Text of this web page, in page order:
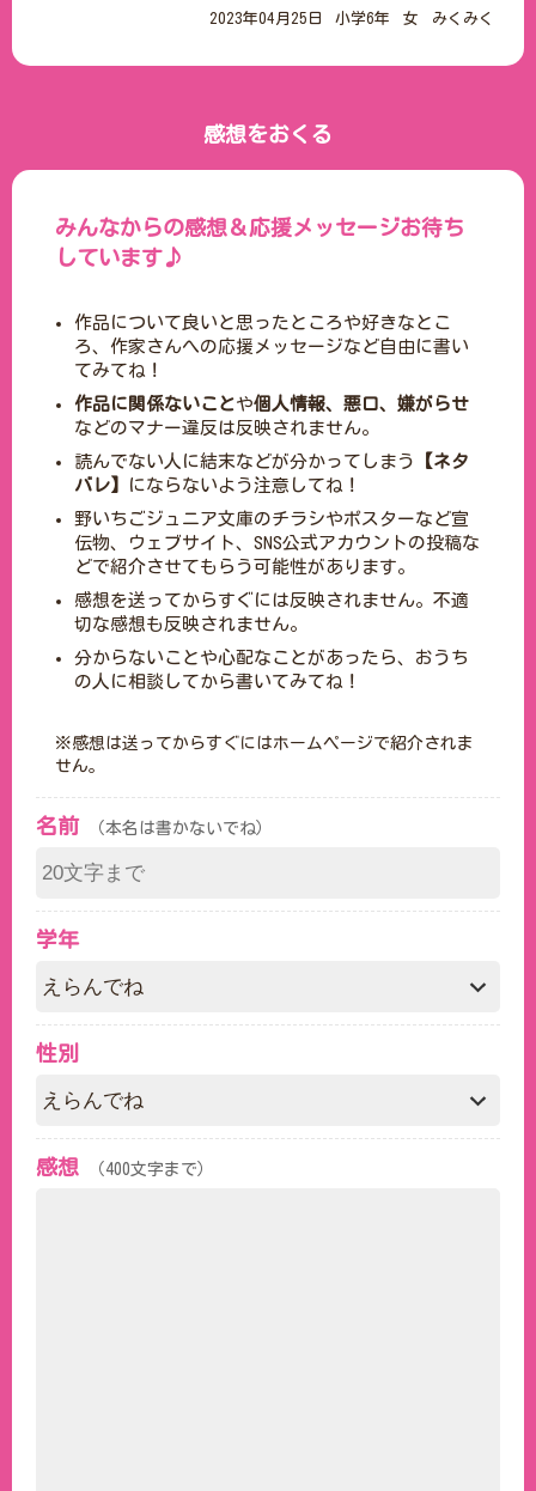
2023年04月25日 小学6年 女 みくみく
感想をおくる
みんなからの感想＆応援メッセージお待ち
しています♪
作品について良いと思ったところや好きなとこ
ろ、作家さんへの応援メッセージなど自由に書い
てみてね！
作品に関係ないことや個人情報、悪口、嫌がらせ
などのマナー違反は反映されません。
読んでない人に結末などが分かってしまう
【ネタ
バレ】
にならないよう注意してね！
野いちごジュニア文庫のチラシやポスターなど宣
伝物、ウェブサイト、SNS公式アカウントの投稿な
どで紹介させてもらう可能性があります。
感想を送ってからすぐには反映されません。不適
切な感想も反映されません。
分からないことや心配なことがあったら、おうち
の人に相談してから書いてみてね！
※感想は送ってからすぐにはホームページで紹介されま
せん。
名前 （本名は書かないでね）
学年
性別
感想 （400文字まで）